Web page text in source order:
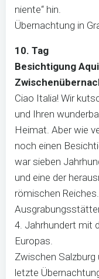
niente“ hin.
Übernachtung in
10. Tag
Besichtigung
Ciao Italia! Wir
und Ihren
Heimat. Aber wie
noch einen
war sieben
und eine der
römischen
4. Jahrhundert mit
Europas.
Zwischen
letzte